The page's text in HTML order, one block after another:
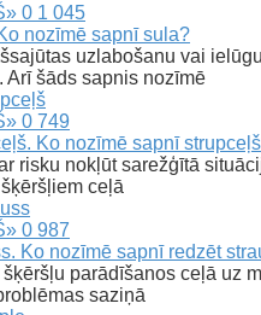
0 1 045
nozīmē sapnī sula?
uzlabošanu vai
Arī šāds sapnis nozīmē
0 749
Ko nozīmē sapnī
risku nokļūt sarežģītā
ceļā
0 987
Ko nozīmē sapnī redzēt
parādīšanos ceļā uz
saziņā